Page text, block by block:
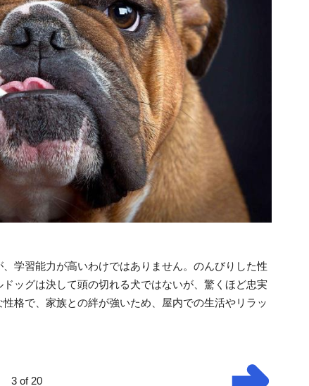
学習能力が高いわけではありません。のんびりした性
ッグは決して頭の切れる犬ではないが、驚くほど忠実
格で、家族との絆が強いため、屋内での生活やリラッ
3 of 20